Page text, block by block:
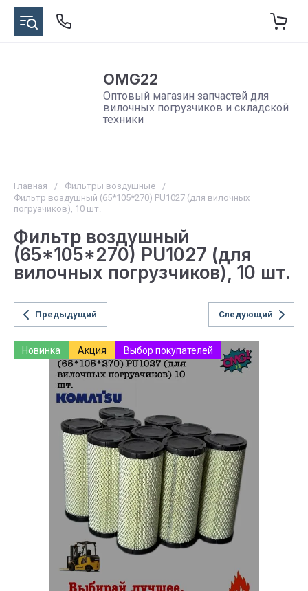
OMG22
Оптовый магазин запчастей для
вилочных погрузчиков и складской
техники
Главная / Фильтры воздушные
/
Фильтр воздушный (65*105*270) PU1027 (для вилочных
погрузчиков), 10 шт.
Фильтр воздушный
(65*105*270) PU1027 (для
вилочных погрузчиков), 10 шт.
Предыдущий Следующий
Новинка Акция Выбор покупателей